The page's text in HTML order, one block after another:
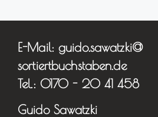
E-Mail: guido.sawatzki@
sortiertbuchstaben.de
Tel.: 0170 - 20 41 458
Guido Sawatzki